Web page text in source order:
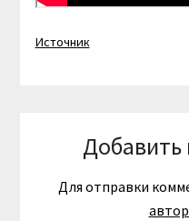
Источник
Для отправки